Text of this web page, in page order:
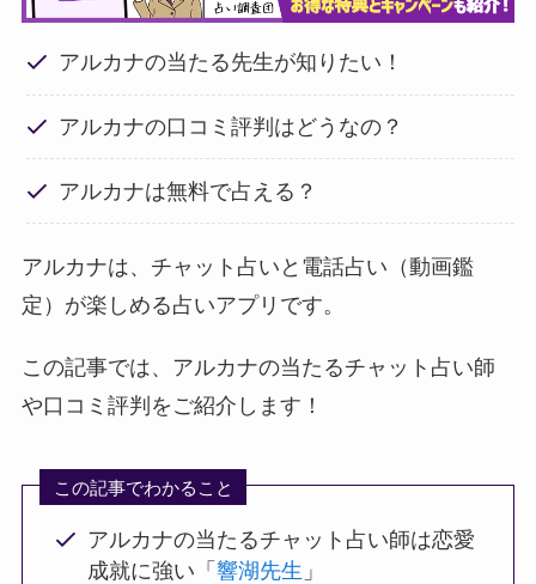
アルカナの当たる先生が知りたい！
アルカナの口コミ評判はどうなの？
アルカナは無料で占える？
アルカナは、チャット占いと電話占い（動画鑑
定）が楽しめる占いアプリです。
この記事では、アルカナの当たるチャット占い師
や口コミ評判をご紹介します！
この記事でわかること
アルカナの当たるチャット占い師は恋愛
成就に強い「 響湖先生 」